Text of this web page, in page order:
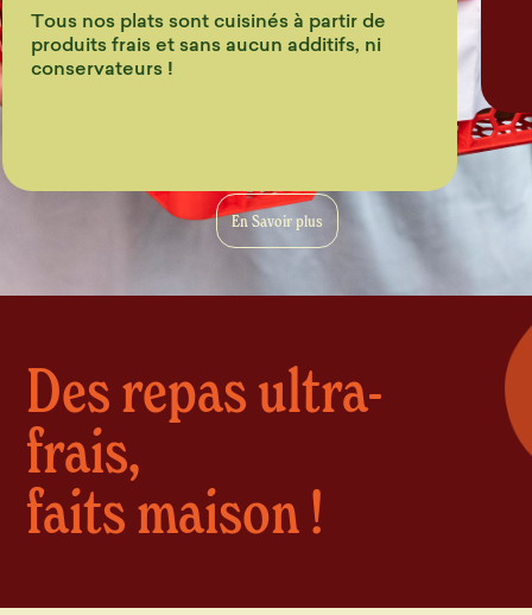
Tous nos plats sont cuisinés à partir de
produits frais et sans aucun additifs, ni
conservateurs !
En Savoir plus
Des repas ultra-
frais,
faits maison !